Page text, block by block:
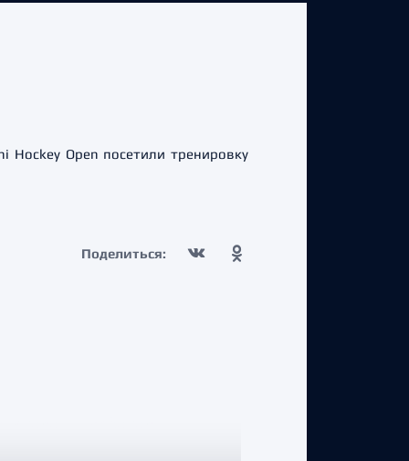
Hockey Open посетили тренировку
Поделиться: